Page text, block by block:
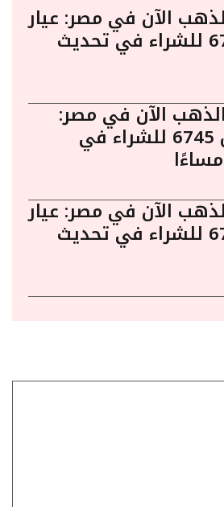
الآن في مصر: عيار
24 يسجل 6730 للشراء في تحديث
الآن في مصر:
عيار 24 يسجل 6745 للشراء في
الآن في مصر: عيار
24 يسجل 6735 للشراء في تحديث